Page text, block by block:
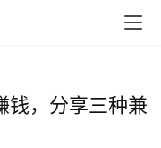
钱，分享三种兼